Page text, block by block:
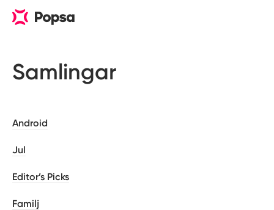
Samlingar
Android
Jul
Editor’s Picks
Familj